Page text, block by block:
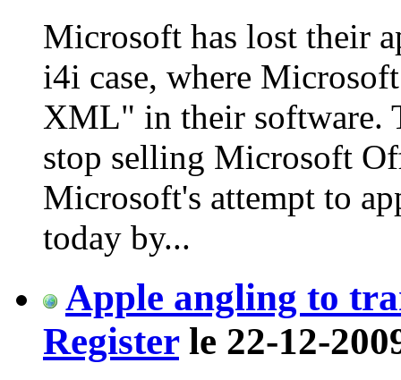
Microsoft has lost their
i4i case, where
XML" in their software.
stop selling Microsoft
Microsoft's attempt to
today by...
Apple angling to
Registerle 22-12-